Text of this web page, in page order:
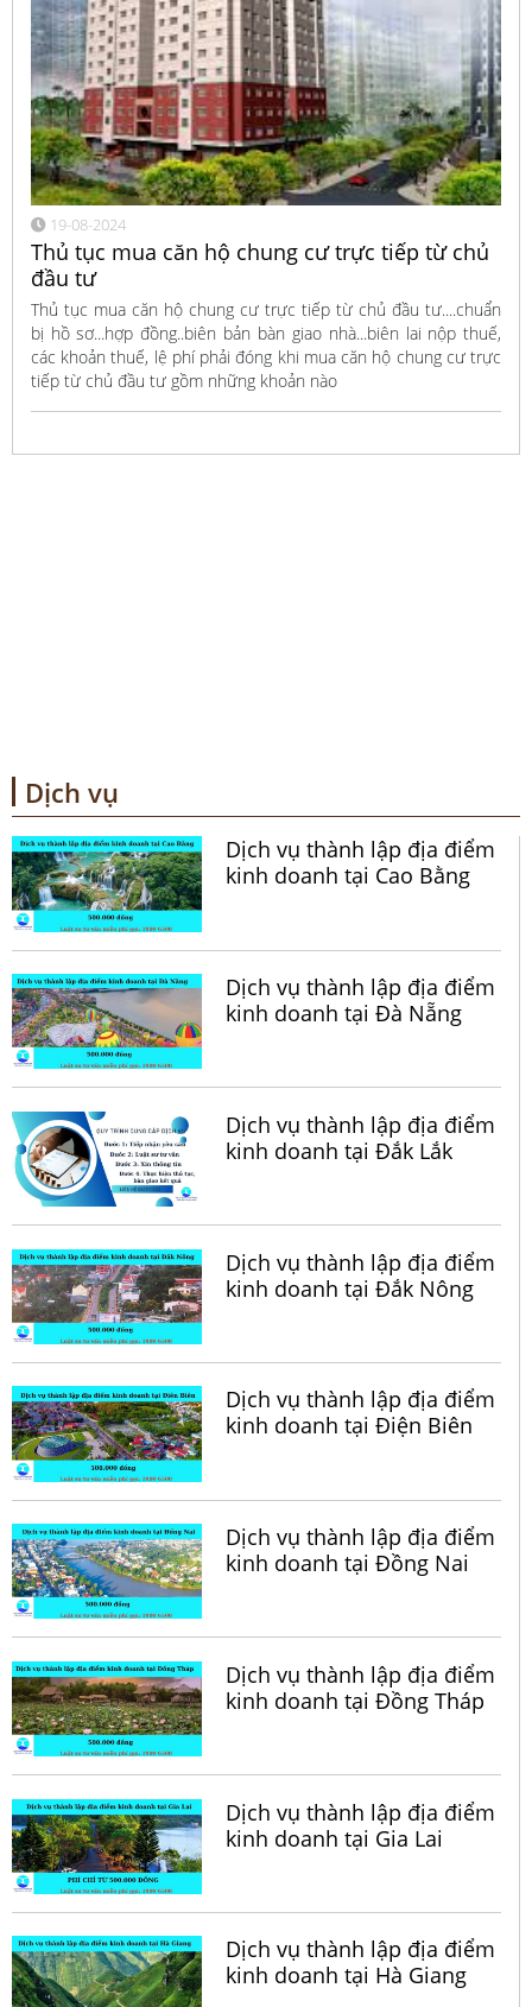
19-08-2024
Thủ tục mua căn hộ chung cư trực tiếp từ chủ
đầu tư
Thủ tục mua căn hộ chung cư trực tiếp từ chủ đầu tư....chuẩn
bị hồ sơ...hợp đồng..biên bản bàn giao nhà...biên lai nộp thuế,
các khoản thuế, lệ phí phải đóng khi mua căn hộ chung cư trực
tiếp từ chủ đầu tư gồm những khoản nào
Dịch vụ
Dịch vụ thành lập địa điểm
kinh doanh tại Cao Bằng
Dịch vụ thành lập địa điểm
kinh doanh tại Đà Nẵng
Dịch vụ thành lập địa điểm
kinh doanh tại Đắk Lắk
Dịch vụ thành lập địa điểm
kinh doanh tại Đắk Nông
Dịch vụ thành lập địa điểm
kinh doanh tại Điện Biên
Dịch vụ thành lập địa điểm
kinh doanh tại Đồng Nai
Dịch vụ thành lập địa điểm
kinh doanh tại Đồng Tháp
Dịch vụ thành lập địa điểm
kinh doanh tại Gia Lai
Dịch vụ thành lập địa điểm
kinh doanh tại Hà Giang